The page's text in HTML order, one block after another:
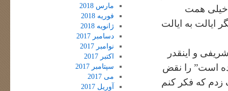
خیلی همت
ایالت به ایالت
و اینقدر
است” را نقض
زدم که فکر کنم
مارس 2018
فوریه 2018
ژانویه 2018
دسامبر 2017
نوامبر 2017
اکتبر 2017
سپتامبر 2017
می 2017
آوریل 2017